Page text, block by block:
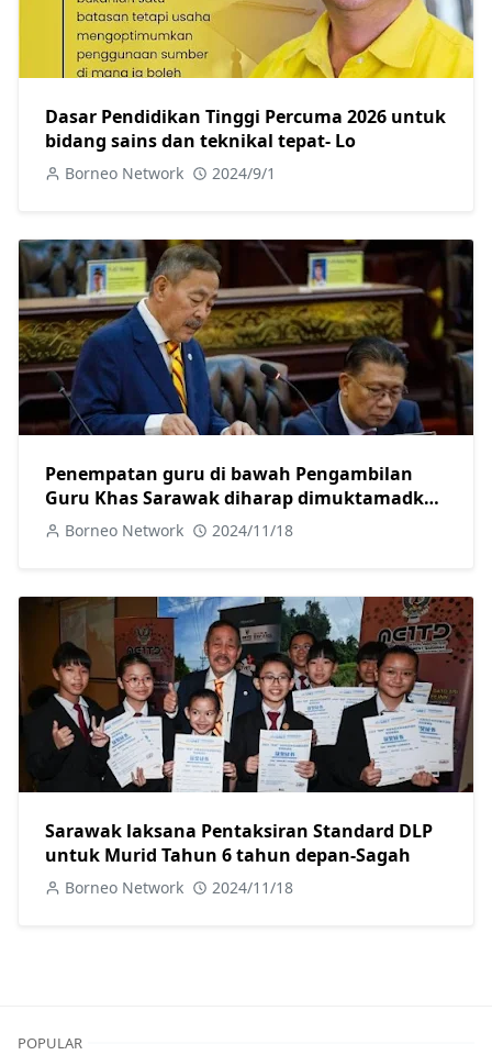
Dasar Pendidikan Tinggi Percuma 2026 untuk
bidang sains dan teknikal tepat- Lo
Borneo Network 2024/9/1
Penempatan guru di bawah Pengambilan
Guru Khas Sarawak diharap dimuktamadkan
sebelum tahun baharu-Sagah
Borneo Network 2024/11/18
Sarawak laksana Pentaksiran Standard DLP
untuk Murid Tahun 6 tahun depan-Sagah
Borneo Network 2024/11/18
POPULAR